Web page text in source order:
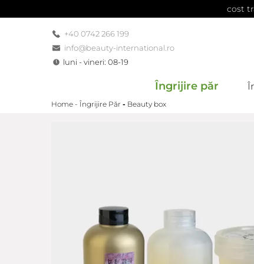
cost
+40 0742 266 199
info@beauty-international.ro
luni - vineri: 08-19
Îngrijire păr
Home - Îngrijire Păr - Beauty box